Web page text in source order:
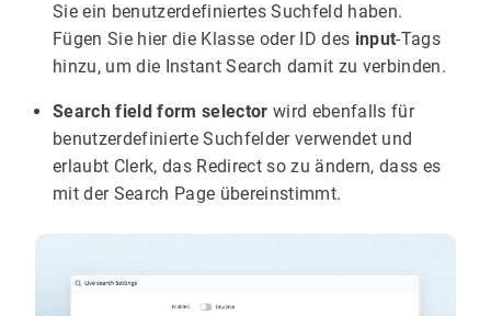
Sie ein benutzerdefiniertes Suchfeld haben.
Fügen Sie hier die Klasse oder ID des input-Tags
hinzu, um die Instant Search damit zu verbinden.
Search field form selector wird ebenfalls für
benutzerdefinierte Suchfelder verwendet und
erlaubt Clerk, das Redirect so zu ändern, dass es
mit der Search Page übereinstimmt.